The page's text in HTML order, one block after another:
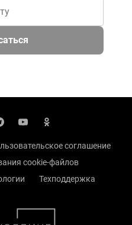
соглашение
cookie-файлов
Техподдержка